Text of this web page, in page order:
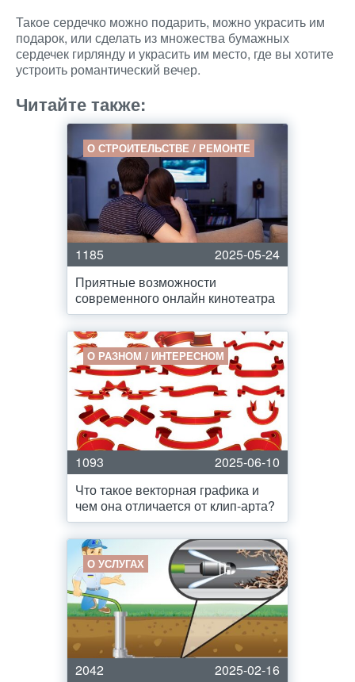
Такое сердечко можно подарить, можно украсить им
подарок, или сделать из множества бумажных
сердечек гирлянду и украсить им место, где вы хотите
устроить романтический вечер.
Читайте также:
О СТРОИТЕЛЬСТВЕ / РЕМОНТЕ
1185
2025-05-24
Приятные возможности
современного онлайн кинотеатра
О РАЗНОМ / ИНТЕРЕСНОМ
1093
2025-06-10
Что такое векторная графика и
чем она отличается от клип-арта?
О УСЛУГАХ
2042 2025-02-16